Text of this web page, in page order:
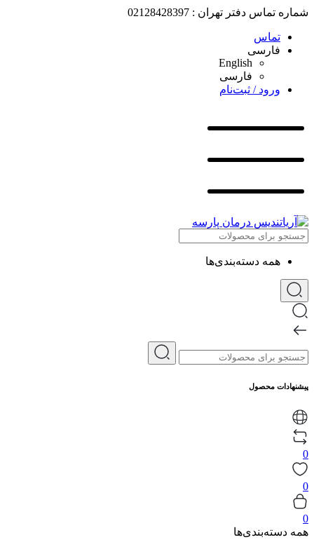
شماره تماس دفتر تهران : 02128428397
تماس
فارسی
English
فارسی
ورود / ثبت‌نام
همه دسته‌بندی‌ها
پیشنهادات محصول
0
0
0
همه دسته‌بندی‌ها